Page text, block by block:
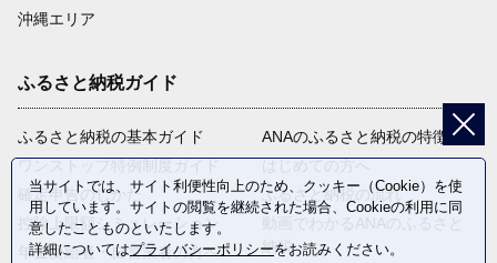
沖縄エリア
ふるさと納税ガイド
ふるさと納税の基本ガイド
確定申告のしかた
控除上限額シミュレーション
年金受給者・自営業者の方へ
ANAのふるさと納税の特徴
ふるさと納税の流れ
納税
当サイトでは、サイト利便性向上のため、クッキー（Cookie）を使
用しています。サイトの閲覧を継続された場合、Cookieの利用に同
意したことものといたします。
詳細についてはプライバシーポリシーをお読みください。